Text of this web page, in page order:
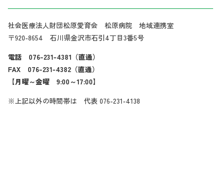
社会医療法人財団松原愛育会 松原病院 地域連携室
〒920-8654 石川県金沢市石引4丁目3番5号
電話 076-231-4381（直通）
FAX 076-231-4382（直通）
【月曜～金曜 9:00～17:00】
※上記以外の時間帯は 代表 076-231-4138